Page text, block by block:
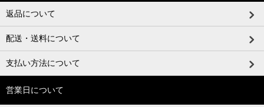
返品について
配送・送料について
支払い方法について
営業日について